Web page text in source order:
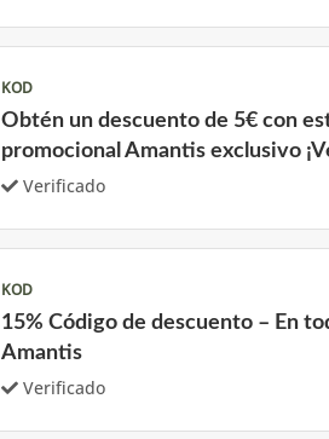
KOD
Obtén un descuento de 5€ con
promocional Amantis exclusivo
Verificado
KOD
15% Código de descuento – En
Amantis
Verificado